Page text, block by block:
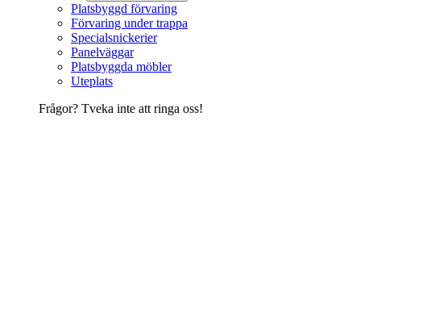
Platsbyggd förvaring
Förvaring under trappa
Specialsnickerier
Panelväggar
Platsbyggda möbler
Uteplats
Frågor? Tveka inte att ringa oss!